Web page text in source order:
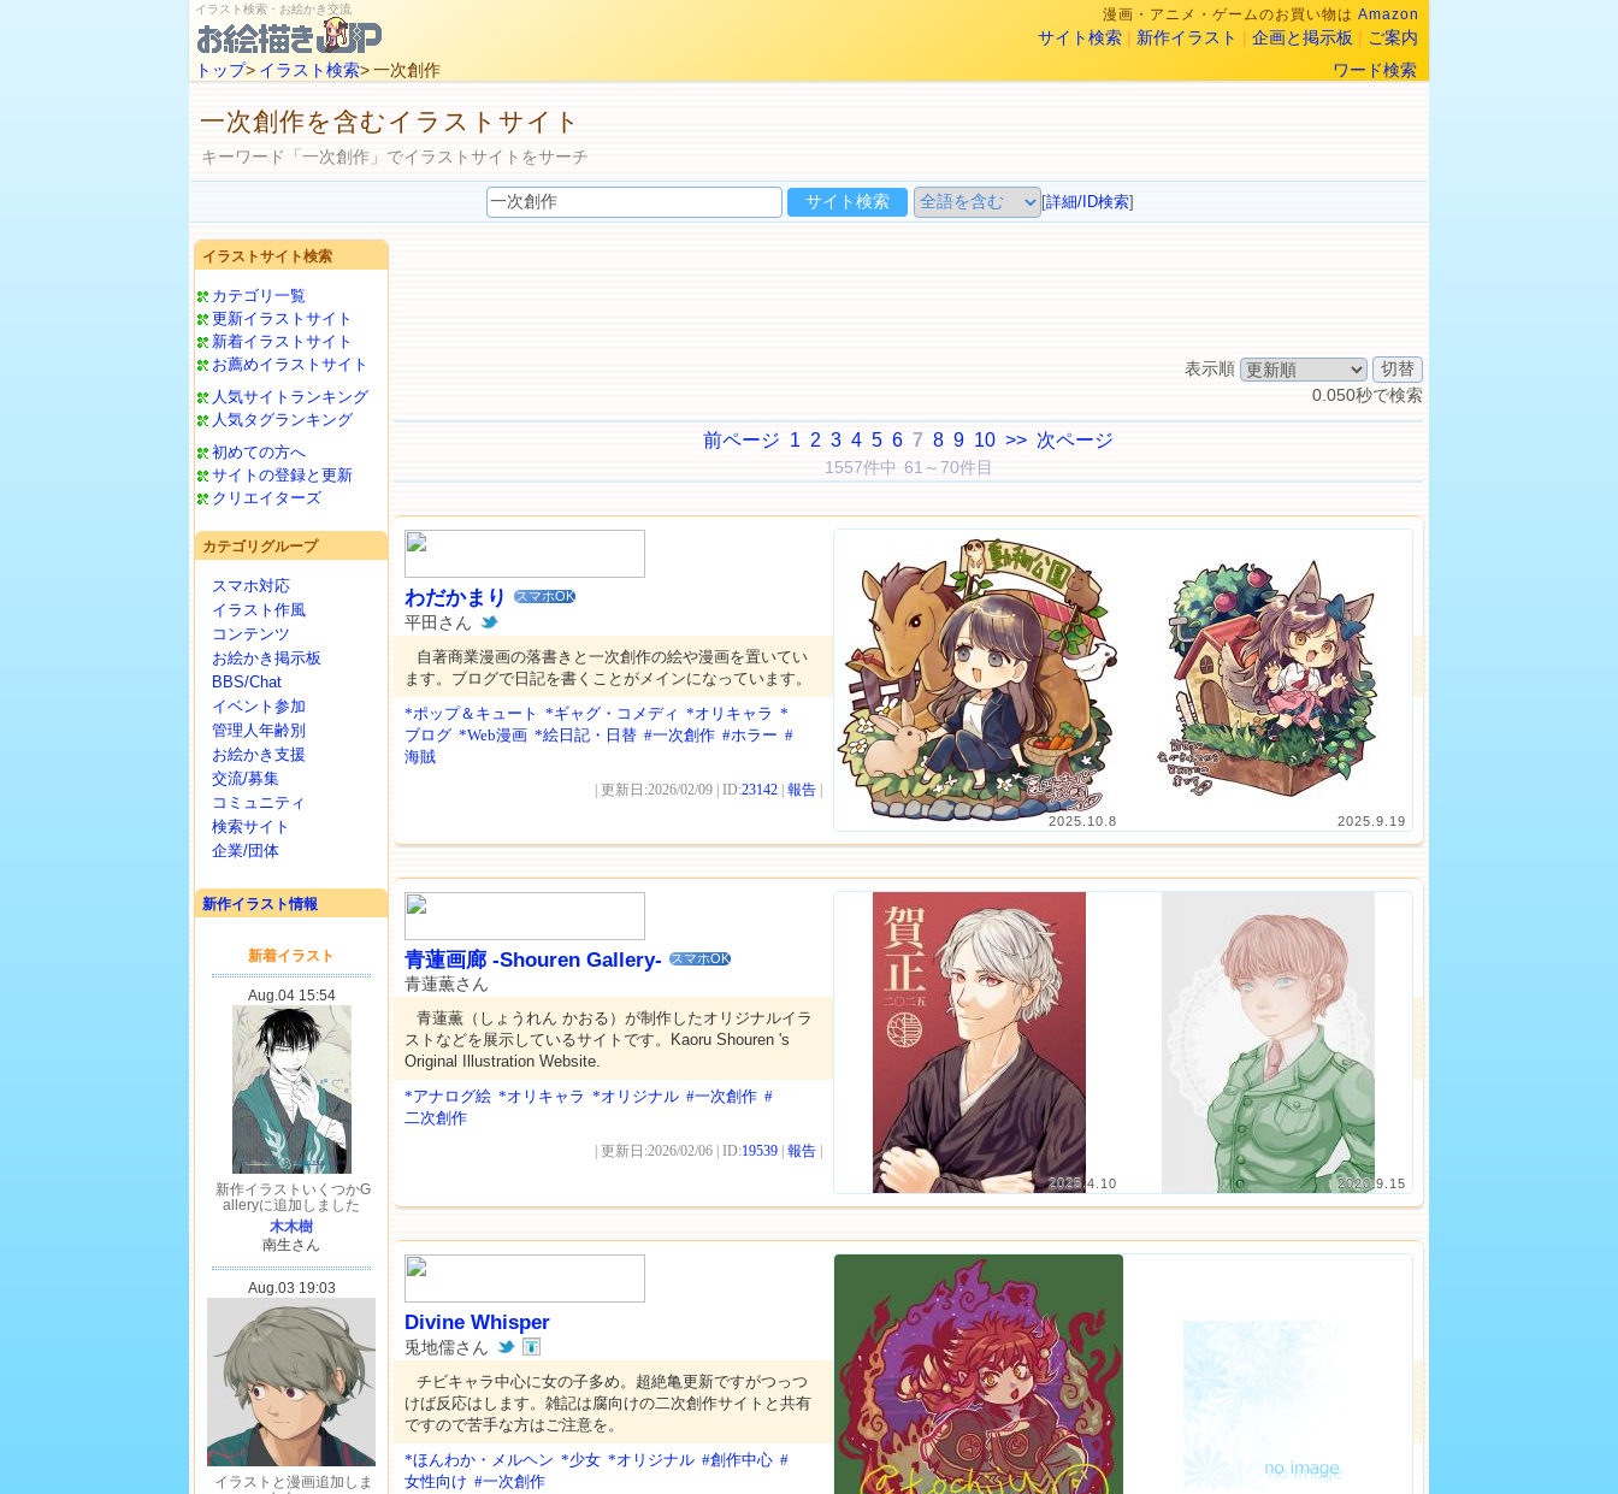
イラスト検索・お絵かき交流 漫画・アニメ・ゲームのお買い物は Amazon
サイト検索 | 新作イラスト | 企画と掲示板 | ご案内
トップ> イラスト検索> 一次創作 ワード検索
一次創作を含むイラストサイト
キーワード「一次創作」でイラストサイトをサーチ
[詳細/ID検索]
イラストサイト検索
カテゴリ一覧
更新イラストサイト
新着イラストサイト
お薦めイラストサイト
人気サイトランキング
人気タグランキング
初めての方へ
サイトの登録と更新
クリエイターズ
カテゴリグループ
スマホ対応
イラスト作風
コンテンツ
お絵かき掲示板
BBS/Chat
イベント参加
管理人年齢別
お絵かき支援
交流/募集
コミュニティ
検索サイト
企業/団体
新作イラスト情報
表示順
0.050秒で検索
前ページ 1 2 3 4 5 6 7 8 9 10 >> 次ページ
1557件中 61～70件目
2025.10.8 2025.9.19
わだかまり スマホOK
平田さん
自著商業漫画の落書きと一次創作の絵や漫画を置いてい
ます。ブログで日記を書くことがメインになっています。
*ポップ＆キュート *ギャグ・コメディ *オリキャラ *
ブログ *Web漫画 *絵日記・日替 #一次創作 #ホラー #
海賊
| 更新日:2026/02/09 | ID:23142 報告
2025.4.10 2020.9.15
青蓮画廊 -Shouren Gallery- スマホOK
青蓮薫さん
青蓮薫（しょうれん かおる）が制作したオリジナルイラ
ストなどを展示しているサイトです。Kaoru Shouren 's
Original Illustration Website.
*アナログ絵 *オリキャラ *オリジナル #一次創作 #
二次創作
| 更新日:2026/02/06 | ID:19539 報告
Divine Whisper
兎地儒さん
チビキャラ中心に女の子多め。超絶亀更新ですがつっつ
けば反応はします。雑記は腐向けの二次創作サイトと共有
ですので苦手な方はご注意を。
*ほんわか・メルヘン *少女 *オリジナル #創作中心 #
女性向け #一次創作